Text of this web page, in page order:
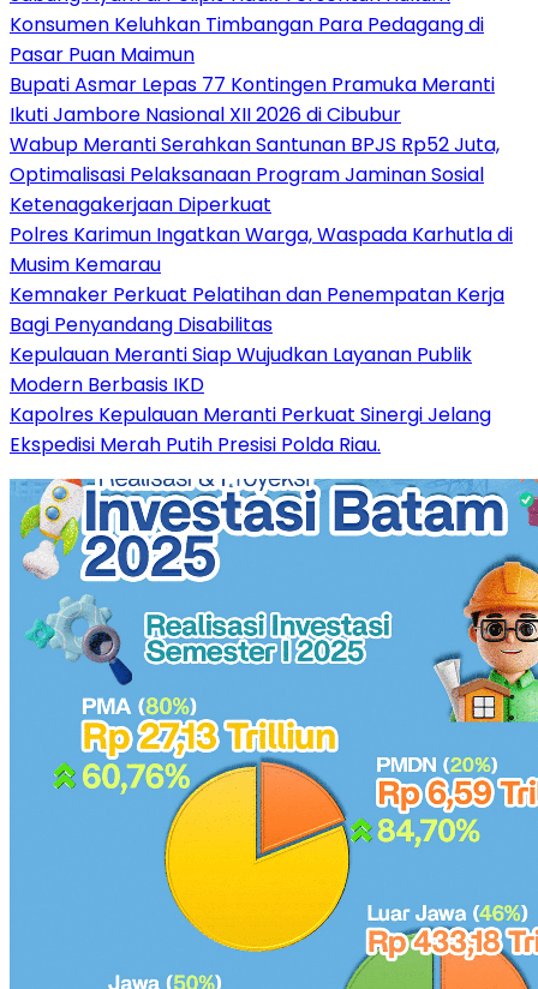
Konsumen Keluhkan Timbangan Para Pedagang di
Pasar Puan Maimun
Bupati Asmar Lepas 77 Kontingen Pramuka Meranti
Ikuti Jambore Nasional XII 2026 di Cibubur
Wabup Meranti Serahkan Santunan BPJS Rp52 Juta,
Optimalisasi Pelaksanaan Program Jaminan Sosial
Ketenagakerjaan Diperkuat
Polres Karimun Ingatkan Warga, Waspada Karhutla di
Musim Kemarau
Kemnaker Perkuat Pelatihan dan Penempatan Kerja
Bagi Penyandang Disabilitas
Kepulauan Meranti Siap Wujudkan Layanan Publik
Modern Berbasis IKD
Kapolres Kepulauan Meranti Perkuat Sinergi Jelang
Ekspedisi Merah Putih Presisi Polda Riau.